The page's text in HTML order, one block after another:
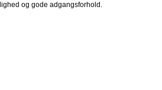
og gode adgangsforhold.